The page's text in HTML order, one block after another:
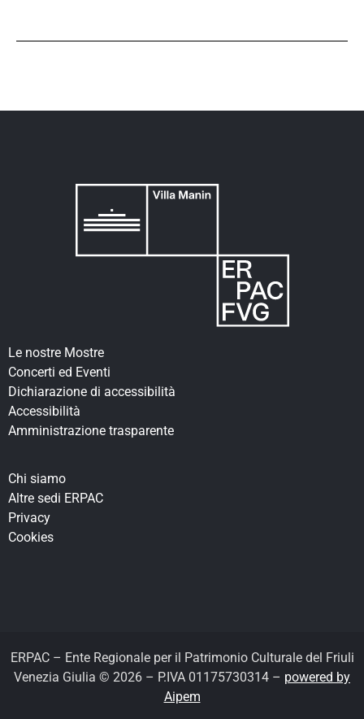
Le nostre Mostre
Concerti ed Eventi
Dichiarazione di accessibilità
Accessibilità
Amministrazione trasparente
Chi siamo
Altre sedi ERPAC
Privacy
Cookies
ERPAC – Ente Regionale per il Patrimonio Culturale del Friuli
Venezia Giulia © 2026 – P.IVA 01175730314 – powered by
Aipem